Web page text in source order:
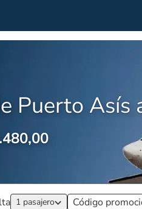
Puerto Asís
1 pasajero